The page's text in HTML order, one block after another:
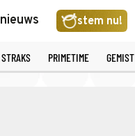
nieuws stem nu!
PRIMETIME GEMIST